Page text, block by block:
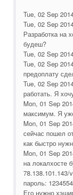
Tue, 02 Sep
Tue, 02 Sep
Разработка на
будеш?
Tue, 02 Sep
Tue, 02 Sep
предоплату
Tue, 02 Sep
работать. Я
Mon, 01 Sep
максимум. Я
Mon, 01 Sep
сейчас пошел
как быстро
Mon, 01 Sep
на локалхосте
78.138.101.143/
пароль:
Его нужно